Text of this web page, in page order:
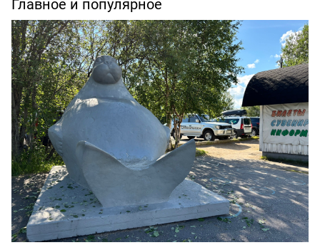
Главное и популярное